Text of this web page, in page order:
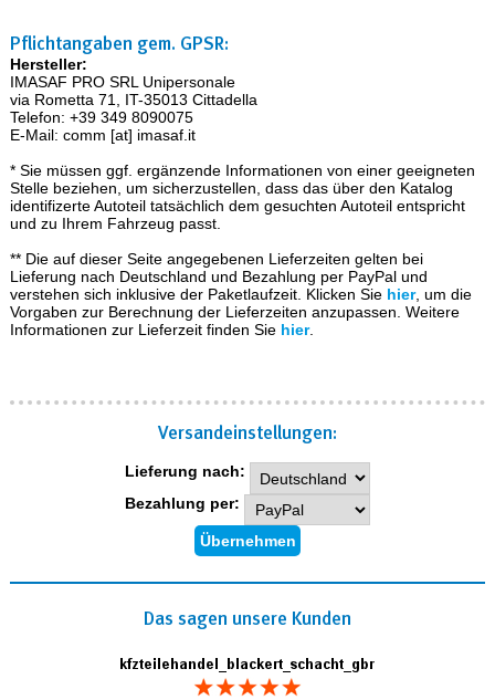
Pflichtangaben gem. GPSR:
Hersteller:
IMASAF PRO SRL Unipersonale
via Rometta 71, IT-35013 Cittadella
Telefon: +39 349 8090075
E-Mail: comm [at] imasaf.it
* Sie müssen ggf. ergänzende Informationen von einer geeigneten
Stelle beziehen, um sicherzustellen, dass das über den Katalog
identifizerte Autoteil tatsächlich dem gesuchten Autoteil entspricht
und zu Ihrem Fahrzeug passt.
** Die auf dieser Seite angegebenen Lieferzeiten gelten bei
Lieferung nach Deutschland und Bezahlung per PayPal und
verstehen sich inklusive der Paketlaufzeit. Klicken Sie hier, um die
Vorgaben zur Berechnung der Lieferzeiten anzupassen. Weitere
Informationen zur Lieferzeit finden Sie hier.
Versand­einstellungen:
Lieferung nach:
Bezahlung per:
Das sagen unsere Kunden